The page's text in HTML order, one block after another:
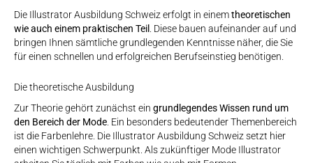
Die Illustrator Ausbildung Schweiz erfolgt in einemtheoretischen
wie auch einem praktischen Teil . Diese bauen aufeinander auf und
bringen Ihnen sämtliche grundlegenden Kenntnisse näher, die Sie
für einen schnellen und erfolgreichen Berufseinstieg benötigen.
Die theoretische Ausbildung
Zur Theorie gehört zunächst ein grundlegendes Wissen rund um
den Bereich der Mode . Ein besonders bedeutender Themenbereich
ist die Farbenlehre. Die Illustrator Ausbildung Schweiz setzt hier
einen wichtigen Schwerpunkt. Als zukünftiger Mode Illustrator